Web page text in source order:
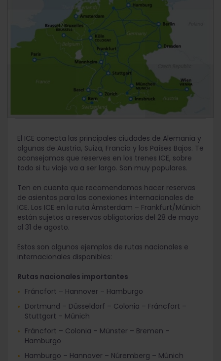
El ICE conecta las principales ciudades de Alemania y
algunas de Austria, Suiza, Francia y los Países Bajos. Te
aconsejamos que reserves en los trenes ICE, sobre
todo si tu viaje va a ser largo. Son muy populares.
Ten en cuenta que recomendamos hacer reservas
de asientos para las conexiones internacionales de
ICE. Los ICE en la ruta Ámsterdam – Frankfurt/Múnich
están sujetos a reservas obligatorias del 28 de mayo
al 31 de agosto.
Estos son algunos ejemplos de rutas nacionales e
internacionales disponibles:
Rutas nacionales importantes
Fráncfort – Hannover – Hamburgo
Dortmund – Düsseldorf – Colonia – Fráncfort –
Stuttgart – Múnich
Fráncfort – Colonia – Münster – Bremen –
Hamburgo
Hamburgo – Hannover – Núremberg – Múnich